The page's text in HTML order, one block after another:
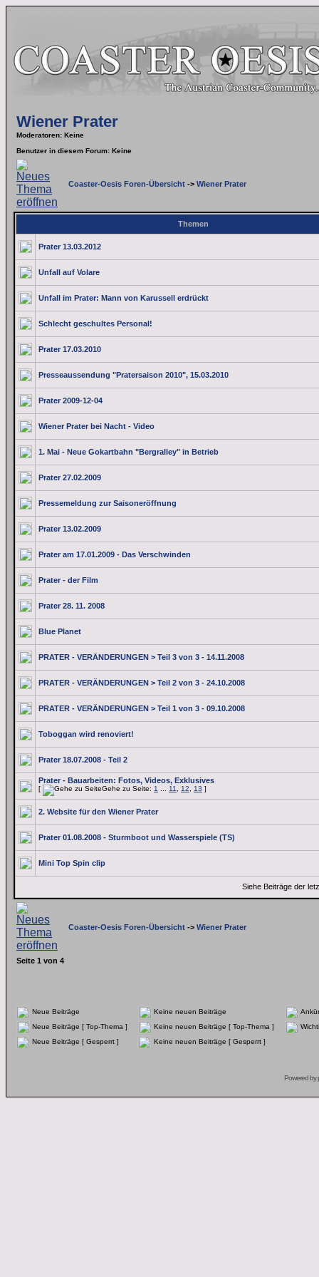
Wiener Prater
Moderatoren: Keine
Benutzer in diesem Forum: Keine
Coaster-Oesis Foren-Übersicht -> Wiener Prater
Themen
Prater 13.03.2012
Unfall auf Volare
Unfall im Prater: Mann von Karussell erdrückt
Schlecht geschultes Personal!
Prater 17.03.2010
Presseaussendung "Pratersaison 2010", 15.03.2010
Prater 2009-12-04
Wiener Prater bei Nacht - Video
1. Mai - Neue Gokartbahn "Bergralley" in Betrieb
Prater 27.02.2009
Pressemeldung zur Saisoneröffnung
Prater 13.02.2009
Prater am 17.01.2009 - Das Verschwinden
Prater - der Film
Prater 28. 11. 2008
Blue Planet
PRATER - VERÄNDERUNGEN > Teil 3 von 3 - 14.11.2008
PRATER - VERÄNDERUNGEN > Teil 2 von 3 - 24.10.2008
PRATER - VERÄNDERUNGEN > Teil 1 von 3 - 09.10.2008
Toboggan wird renoviert!
Prater 18.07.2008 - Teil 2
Prater - Bauarbeiten: Fotos, Videos, Exklusives
[ Gehe zu Seite: 1 11 12 13 ]
2. Website für den Wiener Prater
Prater 01.08.2008 - Sturmboot und Wasserspiele (TS)
Mini Top Spin clip
Siehe Beiträge der
Coaster-Oesis Foren-Übersicht -> Wiener Prater
Seite 1 von 4
Neue Beiträge Keine neuen Beiträge
Neue Beiträge [ Top-Thema ]
Keine neuen Beiträge [ Top-Thema ]
Neue Beiträge [ Gesperrt ]
Keine neuen Beiträge [ Gesperrt ]
Powered by